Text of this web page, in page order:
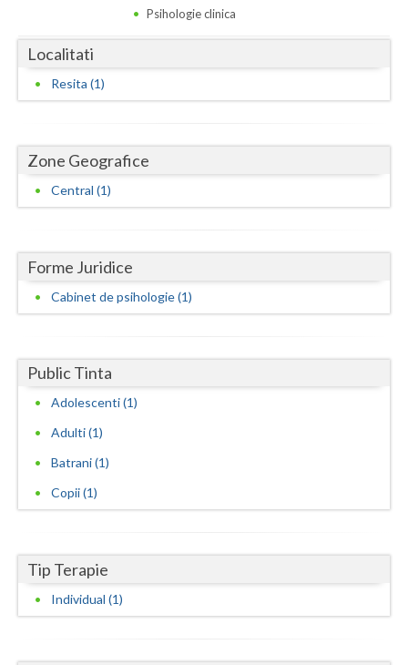
Galati
Giurgiu
Harghita
Iasi
Ilfov
Mehedinti
Neamt
Olt
Salaj
Satu-Mare
Psihologie clinica
Localitati
Resita (1)
Zone Geografice
Central (1)
Forme Juridice
Cabinet de psihologie (1)
Public Tinta
Adolescenti (1)
Adulti (1)
Batrani (1)
Copii (1)
Tip Terapie
Individual (1)